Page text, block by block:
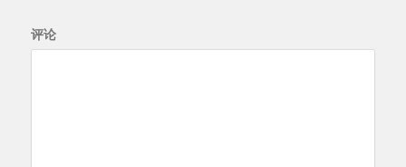
评论